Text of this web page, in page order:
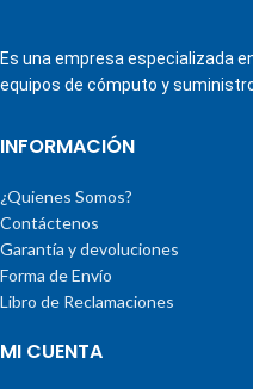
Es una empresa especializada
equipos de cómputo y
INFORMACIÓN
¿Quienes Somos?
Contáctenos
Garantía y devoluciones
Forma de Envío
Libro de Reclamaciones
MI CUENTA